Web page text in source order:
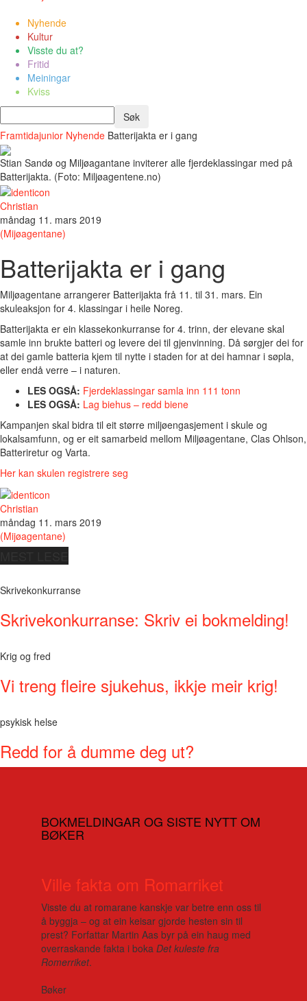
Nyhende
Kultur
Visste du at?
Fritid
Meiningar
Kviss
Framtidajunior Nyhende Batterijakta er i gang
Stian Sandø og Miljøagantane inviterer alle fjerdeklassingar med på
Batterijakta. (Foto: Miljøagentene.no)
Christian
måndag 11. mars 2019
(Mijøagentane)
Batterijakta er i gang
Miljøagentane arrangerer Batterijakta frå 11. til 31. mars. Ein
skuleaksjon for 4. klassingar i heile Noreg.
Batterijakta er ein klassekonkurranse for 4. trinn, der elevane skal
samle inn brukte batteri og levere dei til gjenvinning. Då sørgjer dei for
at dei gamle batteria kjem til nytte i staden for at dei hamnar i søpla,
eller endå verre – i naturen.
LES OGSÅ: Fjerdeklassingar samla inn 111 tonn
LES OGSÅ: Lag biehus – redd biene
Kampanjen skal bidra til eit større miljøengasjement i skule og
lokalsamfunn, og er eit samarbeid mellom Miljøagentane, Clas Ohlson,
Batteriretur og Varta.
Her kan skulen registrere seg
Christian
måndag 11. mars 2019
(Mijøagentane)
Skrivekonkurranse
Skrivekonkurranse: Skriv ei bokmelding!
Krig og fred
Vi treng fleire sjukehus, ikkje meir krig!
psykisk helse
Redd for å dumme deg ut?
BOKMELDINGAR OG SISTE NYTT OM
BØKER
Ville fakta om Romarriket
Visste du at romarane kanskje var betre enn oss til
å byggja – og at ein keisar gjorde hesten sin til
prest? Forfattar Martin Aas byr på ein haug med
overraskande fakta i boka Det kuleste fra
Romerriket.
Bøker